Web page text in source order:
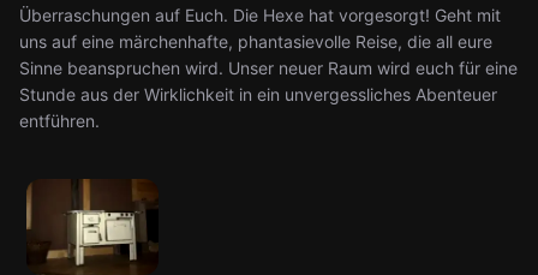
Überraschungen auf Euch. Die Hexe hat vorgesorgt! Geht mit
uns auf eine märchenhafte, phantasievolle Reise, die all eure
Sinne beanspruchen wird. Unser neuer Raum wird euch für eine
Stunde aus der Wirklichkeit in ein unvergessliches Abenteuer
entführen.